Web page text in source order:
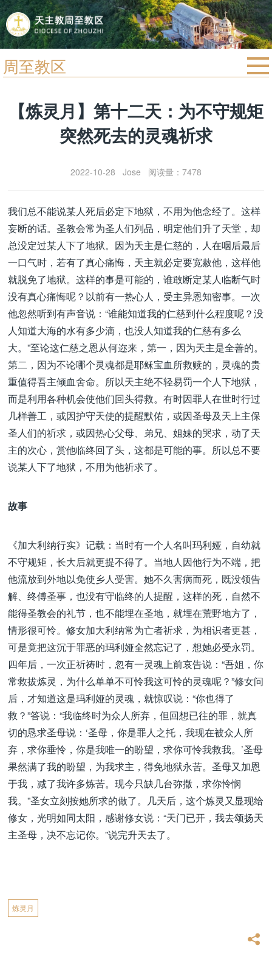
周至教区
宗教法规
【炼灵月】第十二天：为不守规矩
突然死去的灵魂祈求
2022-10-28 Jose 阅读量：7478
我们总不能说某人死后必定下地狱，不用为他念经了。这样
妄断的话。圣教会常为圣人们列品，明定他们升了天堂，却
总没定过某人下了地狱。因为天主是仁慈的，人在咽后最后
一口气时，若有了真心痛悔，天主就必定要宽赦他，这样他
就脱免了地狱。这样的事是可能的，谁敢断定某人临断气时
没有真心痛悔呢？以前有一热心人，受主异恩知密事。一次
他忽然听到有声音说：“谁能知道我的仁慈到什么程度呢？没
人知道大海的水有多少滴，也没人知道我的仁慈有多么
大。”至论这仁慈之恩从何迩来，第一，因为天主是全善的。
第二，因为不论哪个灵魂都是耶稣宝血所救赎的，灵魂的贵
重值得吾主倾血舍命。所以天主绝不轻易罚一个人下地狱，
而是利用各种机会使他们回头得救。有时因罪人在世时行过
几样善工，或因护守天使的提醒默佑，或因圣母及天上主保
圣人们的祈求，或因热心父母、弟兄、姐妹的哭求，动了天
主的次心，赏他临终回了头，这都是可能的事。所以总不要
说某人下了地狱，不用为他祈求了。
故事
《加大利纳行实》记载：当时有一个人名叫玛利娅，自幼就
不守规矩，长大后就更提不得了。当地人因他行为不端，把
他流放到外地以免使乡人受害。她不久害病而死，既没领告
解、终傅圣事，也没有守临终的人提醒，这样的死，自然不
能得圣教会的礼节，也不能埋在圣地，就埋在荒野地方了，
情形很可怜。修女加大利纳常为亡者祈求，为相识者更甚，
可是竟把这沉于罪恶的玛利娅全然忘记了，想她必受永罚。
四年后，一次正祈祷时，忽有一灵魂上前哀告说：“吾姐，你
常救拔炼灵，为什么单单不可怜我这可怜的灵魂呢？”修女问
后，才知道这是玛利娅的灵魂，就惊叹说：“你也得了
救？”答说：“我临终时为众人所弃，但回想已往的罪，就真
切的恳求圣母说：‘圣母，你是罪人之托，我现在被众人所
弃，求你垂怜，你是我唯一的盼望，求你可怜我救我。’圣母
果然满了我的盼望，为我求主，得免地狱永苦。圣母又加恩
于我，减了我许多炼苦。现今只缺几台弥撒，求你怜悯
我。”圣女立刻按她所求的做了。几天后，这个炼灵又显现给
修女，光明如同太阳，感谢修女说：“天门已开，我去颂扬天
主圣母，决不忘记你。”说完升天去了。
炼灵月